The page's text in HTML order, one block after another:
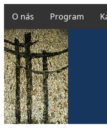
O nás Program